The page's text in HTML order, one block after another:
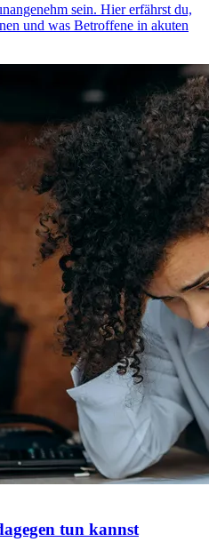
sein. Hier erfährst du,
und was Betroffene in akuten
tun kannst